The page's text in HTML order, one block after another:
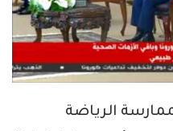
الرياضة